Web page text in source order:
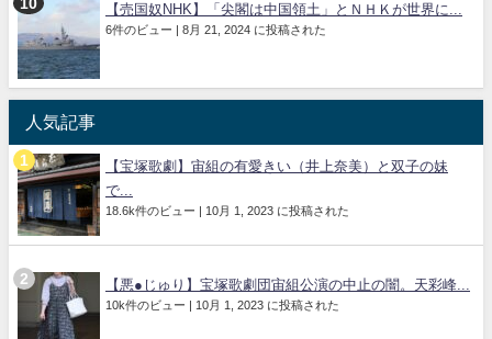
【売国奴NHK】「尖閣は中国領土」とＮＨＫが世界に...
6件のビュー | 8月 21, 2024 に投稿された
人気記事
【宝塚歌劇】宙組の有愛きい（井上奈美）と双子の妹
で...
18.6k件のビュー | 10月 1, 2023 に投稿された
【悪●じゅり】宝塚歌劇団宙組公演の中止の闇。天彩峰...
10k件のビュー | 10月 1, 2023 に投稿された